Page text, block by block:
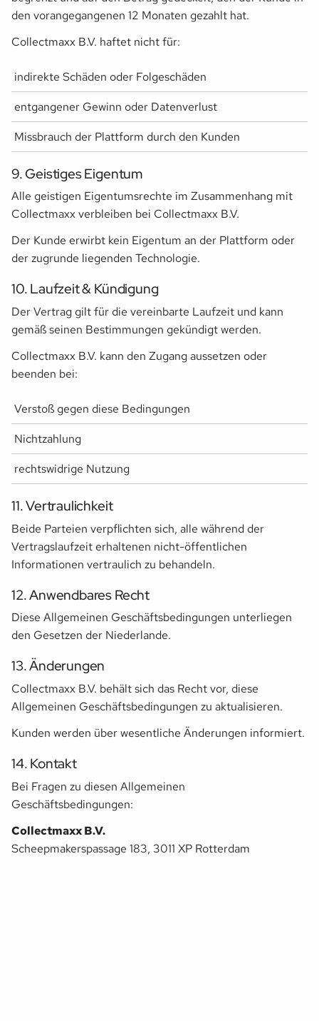
den vorangegangenen 12 Monaten gezahlt hat.
Collectmaxx B.V. haftet nicht für:
indirekte Schäden oder Folgeschäden
entgangener Gewinn oder Datenverlust
Missbrauch der Plattform durch den Kunden
9. Geistiges Eigentum
Alle geistigen Eigentumsrechte im Zusammenhang mit
Collectmaxx verbleiben bei Collectmaxx B.V.
Der Kunde erwirbt kein Eigentum an der Plattform oder
der zugrunde liegenden Technologie.
10. Laufzeit & Kündigung
Der Vertrag gilt für die vereinbarte Laufzeit und kann
gemäß seinen Bestimmungen gekündigt werden.
Collectmaxx B.V. kann den Zugang aussetzen oder
beenden bei:
Verstoß gegen diese Bedingungen
Nichtzahlung
rechtswidrige Nutzung
11. Vertraulichkeit
Beide Parteien verpflichten sich, alle während der
Vertragslaufzeit erhaltenen nicht-öffentlichen
Informationen vertraulich zu behandeln.
12. Anwendbares Recht
Diese Allgemeinen Geschäftsbedingungen unterliegen
den Gesetzen der Niederlande.
13. Änderungen
Collectmaxx B.V. behält sich das Recht vor, diese
Allgemeinen Geschäftsbedingungen zu aktualisieren.
Kunden werden über wesentliche Änderungen informiert.
14. Kontakt
Bei Fragen zu diesen Allgemeinen
Geschäftsbedingungen:
Collectmaxx B.V.
Scheepmakerspassage 183, 3011 XP Rotterdam